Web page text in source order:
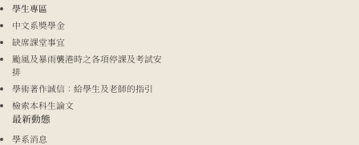
學生專區
中文系獎學金
缺席課堂事宜
颱風及暴雨襲港時之各項停課及考試安
排
學術著作誠信：給學生及老師的指引
檢索本科生論文
最新動態
學系消息